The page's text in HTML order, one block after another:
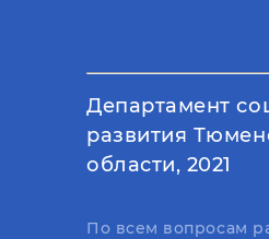
Департамент
развития
области, 2021
По всем вопросам